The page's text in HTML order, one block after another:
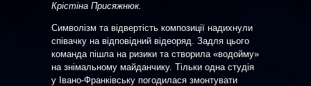
Крістіна Присяжнюк.
Символізм та відвертість композиції надихнули
співачку на відповідний відеоряд. Задля цього
команда пішла на ризики та створила «водойму»
на знімальному майданчику. Тільки одна студія
у Івано-Франківську погодилася змонтувати